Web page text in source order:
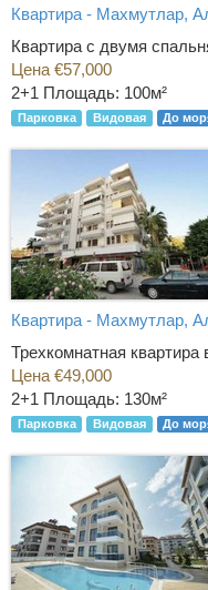
Квартира - Махмутлар,
Квартира с двумя
Цена €57,000
2+1 Площадь: 100м²
Парковка Видовая До
Квартира - Махмутлар,
Трехкомнатная
Цена €49,000
2+1 Площадь: 130м²
Парковка Видовая До